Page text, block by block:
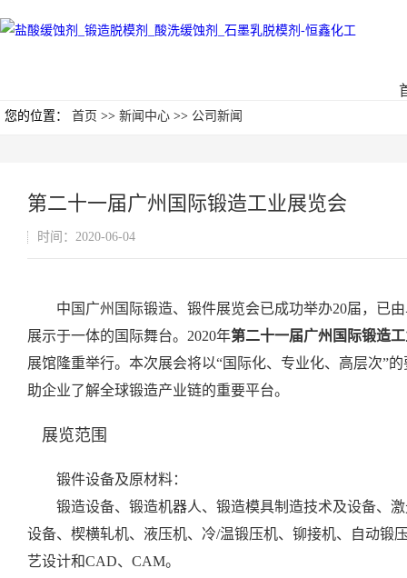
您的位置： 首页 >> 新闻中心 >> 公司新闻
第二十一届广州国际锻造工业展览会
时间：2020-06-04
中国广州国际锻造、锻件展览会已成功举办20届，已
展示于一体的国际舞台。2020年第二十一届广州国际锻造
展馆隆重举行。本次展会将以“国际化、专业化、高层次”
助企业了解全球锻造产业链的重要平台。
展览范围
锻件设备及原材料：
锻造设备、锻造机器人、锻造模具制造技术及设备、激
设备、楔横轧机、液压机、冷/温锻压机、铆接机、自动锻
艺设计和CAD、CAM。